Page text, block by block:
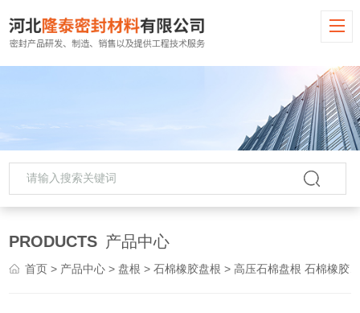
PRODUCTS 产品中心
首页 > 产品中心 > 盘根 >石棉橡胶盘根 > 高压石棉盘根 石棉橡胶盘根 铅粉石棉 盘根